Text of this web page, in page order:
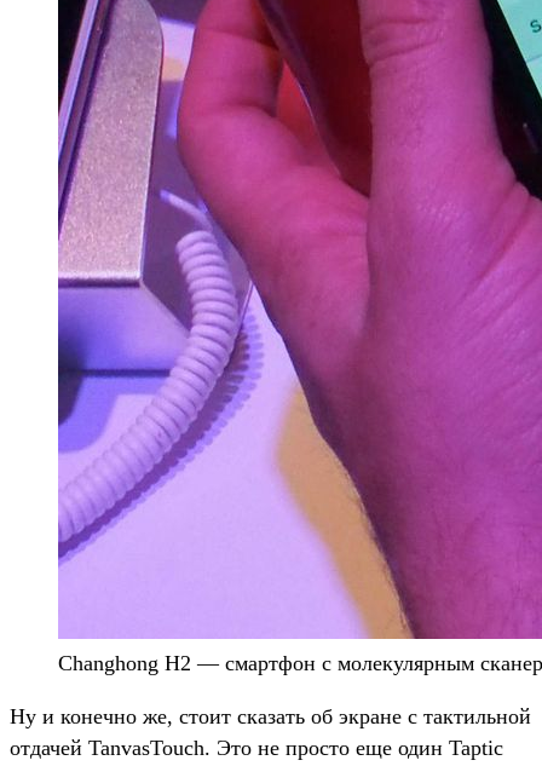
Changhong H2 — смартфон с молекулярным
Ну и конечно же, стоит сказать об экране с тактильной
отдачей TanvasTouch. Это не просто еще один Taptic